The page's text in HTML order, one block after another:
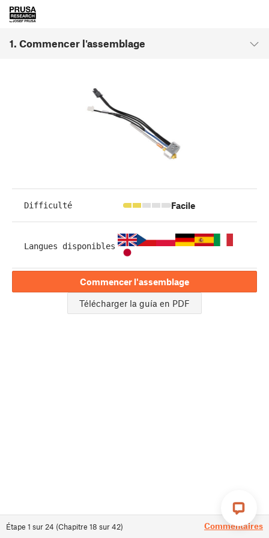
1. Commencer l'assemblage
Étape 1 sur 24 (Chapitre 18 sur42) Commentaires
Difficulté Facile
Langues disponibles
Commencer l'assemblage
Télécharger la guía en PDF